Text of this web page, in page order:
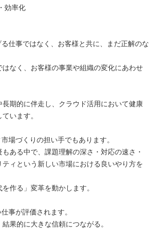
効率化
仕事ではなく、お客様と共に、まだ正解のな
なく、お客様の事業や組織の変化にあわせ
期的に伴走し、クラウド活用において健康
います。
場づくりの担い手でもあります。
ある中で、課題理解の深さ・対応の速さ・
ィという新しい市場における良いやり方を
作る」変革を動かします。
事が評価されます。
果的に大きな信頼につながる。